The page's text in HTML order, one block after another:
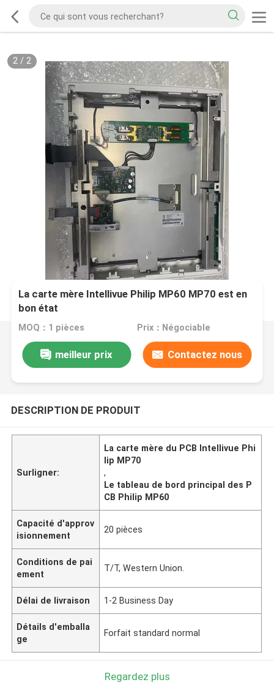
2/ 2
La carte mère Intellivue Philip MP60 MP70 est en
bon état
MOQ：1 pièces Prix：Négociable
meilleur prix Contactez nous
DESCRIPTION DE PRODUIT
Surligner:
La carte mère du PCB Intellivue Phi
lip MP70
,
Le tableau de bord principal des P
CB Philip MP60
Capacité d'approv
isionnement
20 pièces
Conditions de pai
ement
T/T, Western Union.
Délai de livraison 1-2 Business Day
Détails d'emballa
ge
Forfait standard normal
Regardez plus